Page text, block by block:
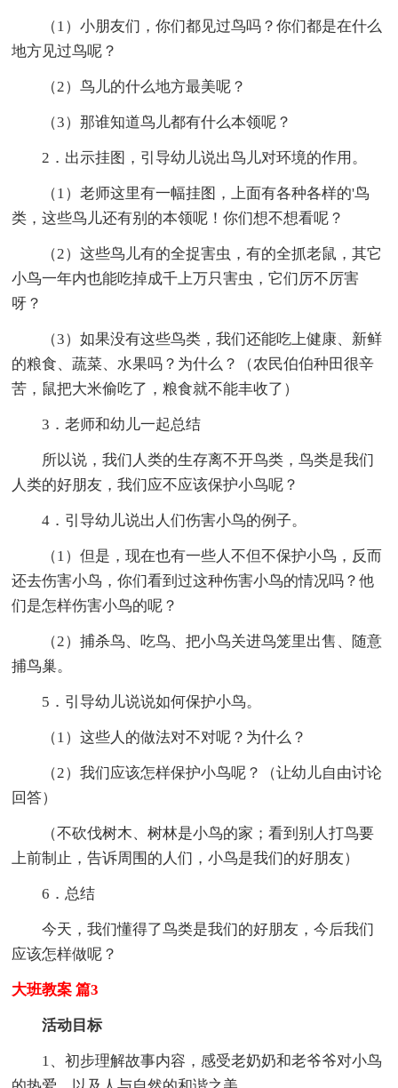
（1）小朋友们，你们都见过鸟吗？你们都是在什么
地方见过鸟呢？
（2）鸟儿的什么地方最美呢？
（3）那谁知道鸟儿都有什么本领呢？
2．出示挂图，引导幼儿说出鸟儿对环境的作用。
（1）老师这里有一幅挂图，上面有各种各样的'鸟
类，这些鸟儿还有别的本领呢！你们想不想看呢？
（2）这些鸟儿有的全捉害虫，有的全抓老鼠，其它
小鸟一年内也能吃掉成千上万只害虫，它们厉不厉害
呀？
（3）如果没有这些鸟类，我们还能吃上健康、新鲜
的粮食、蔬菜、水果吗？为什么？（农民伯伯种田很辛
苦，鼠把大米偷吃了，粮食就不能丰收了）
3．老师和幼儿一起总结
所以说，我们人类的生存离不开鸟类，鸟类是我们
人类的好朋友，我们应不应该保护小鸟呢？
4．引导幼儿说出人们伤害小鸟的例子。
（1）但是，现在也有一些人不但不保护小鸟，反而
还去伤害小鸟，你们看到过这种伤害小鸟的情况吗？他
们是怎样伤害小鸟的呢？
（2）捕杀鸟、吃鸟、把小鸟关进鸟笼里出售、随意
捕鸟巢。
5．引导幼儿说说如何保护小鸟。
（1）这些人的做法对不对呢？为什么？
（2）我们应该怎样保护小鸟呢？（让幼儿自由讨论
回答）
（不砍伐树木、树林是小鸟的家；看到别人打鸟要
上前制止，告诉周围的人们，小鸟是我们的好朋友）
6．总结
今天，我们懂得了鸟类是我们的好朋友，今后我们
应该怎样做呢？
大班教案 篇3
活动目标
1、初步理解故事内容，感受老奶奶和老爷爷对小鸟